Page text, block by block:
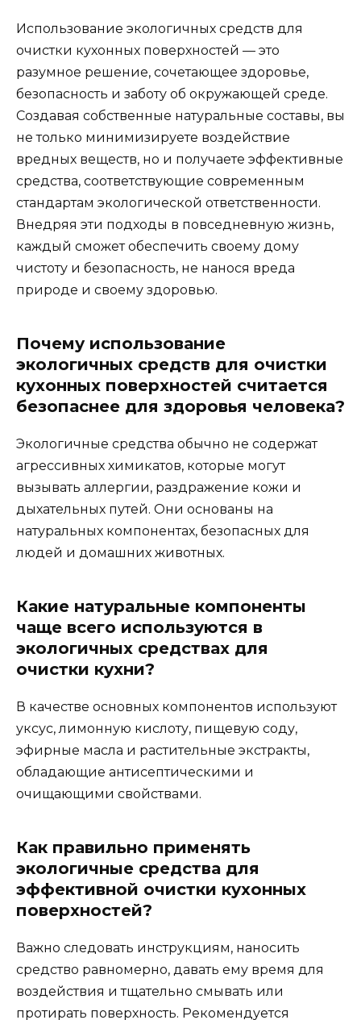
Использование экологичных средств для
очистки кухонных поверхностей — это
разумное решение, сочетающее здоровье,
безопасность и заботу об окружающей среде.
Создавая собственные натуральные составы, вы
не только минимизируете воздействие
вредных веществ, но и получаете эффективные
средства, соответствующие современным
стандартам экологической ответственности.
Внедряя эти подходы в повседневную жизнь,
каждый сможет обеспечить своему дому
чистоту и безопасность, не нанося вреда
природе и своему здоровью.
Почему использование
экологичных средств для очистки
кухонных поверхностей считается
безопаснее для здоровья человека?
Экологичные средства обычно не содержат
агрессивных химикатов, которые могут
вызывать аллергии, раздражение кожи и
дыхательных путей. Они основаны на
натуральных компонентах, безопасных для
людей и домашних животных.
Какие натуральные компоненты
чаще всего используются в
экологичных средствах для
очистки кухни?
В качестве основных компонентов используют
уксус, лимонную кислоту, пищевую соду,
эфирные масла и растительные экстракты,
обладающие антисептическими и
очищающими свойствами.
Как правильно применять
экологичные средства для
эффективной очистки кухонных
поверхностей?
Важно следовать инструкциям, наносить
средство равномерно, давать ему время для
воздействия и тщательно смывать или
протирать поверхность. Рекомендуется